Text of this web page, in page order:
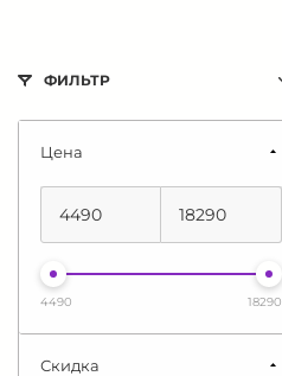
ФИЛЬТР
Цена
4490 18290
Скидка